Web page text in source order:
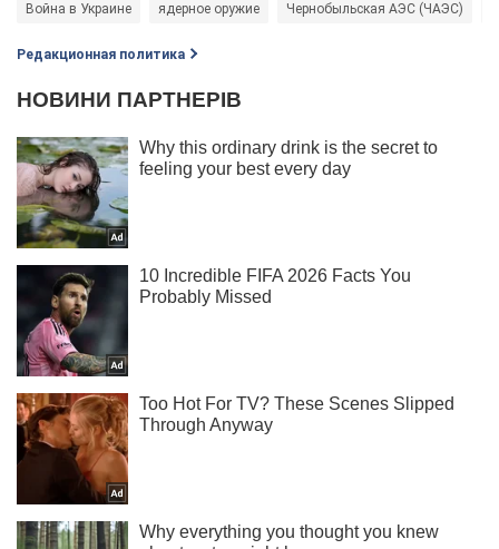
Война в Украине ядерное оружие Чернобыльская АЭС (ЧАЭС)
Редакционная политика